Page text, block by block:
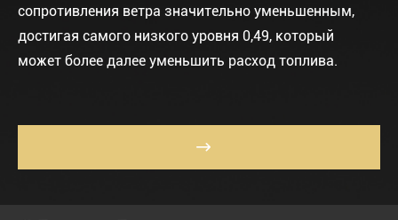
сопротивления ветра значительно уменьшенным,
достигая самого низкого уровня 0,49, который
может более далее уменьшить расход топлива.
